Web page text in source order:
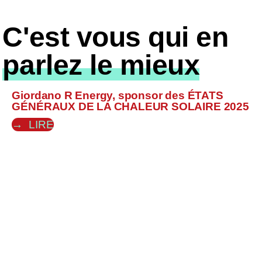
C'est vous qui en
parlez le mieux
Giordano R Energy, sponsor des ÉTATS
GÉNÉRAUX DE LA CHALEUR SOLAIRE 2025
LIRE